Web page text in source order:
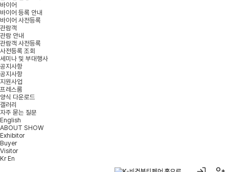
바이어
바이어 등록 안내
바이어 사전등록
관람객
관람 안내
관람객 사전등록
사전등록 조회
세미나 및 부대행사
공지사항
공지사항
지원사업
프레스룸
양식 다운로드
갤러리
자주 묻는 질문
English
ABOUT SHOW
Exhibitor
Buyer
Visitor
Kr En